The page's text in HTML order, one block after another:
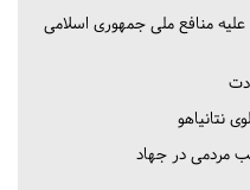
علیه منافع ملی جمهوری اسلامی
نتانیاهو
مردمی در جهاد